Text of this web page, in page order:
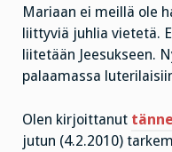
Mariaan ei meillä ole
liittyviä juhlia vietetä.
liitetään Jeesukseen.
palaamassa
Olen kirjoittanut tänne
jutun (4.2.2010)